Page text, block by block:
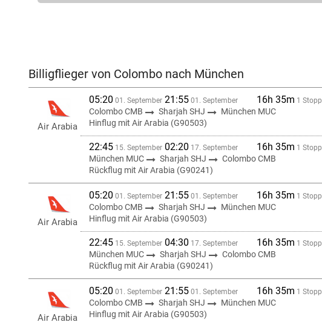
Billigflieger von Colombo nach München
05:20 01. September 21:55 01. September 16h 35m 1 Stopp
Colombo CMB Sharjah SHJ
München MUC
Hinflug mit Air Arabia (G90503)
22:45 15. September 02:20 17. September 16h 35m 1 Stopp
München MUC Sharjah SHJ
Colombo CMB
Rückflug mit Air Arabia (G90241)
Air Arabia
05:20 01. September 21:55 01. September 16h 35m 1 Stopp
Colombo CMB Sharjah SHJ
München MUC
Hinflug mit Air Arabia (G90503)
22:45 15. September 04:30 17. September 16h 35m 1 Stopp
München MUC Sharjah SHJ
Colombo CMB
Rückflug mit Air Arabia (G90241)
Air Arabia
05:20 01. September 21:55 01. September 16h 35m 1 Stopp
Colombo CMB Sharjah SHJ
München MUC
Hinflug mit Air Arabia (G90503)
Air Arabia